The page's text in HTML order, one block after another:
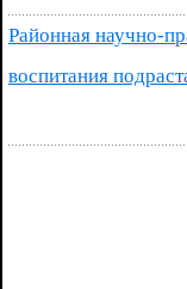
Районная научно-
воспитания